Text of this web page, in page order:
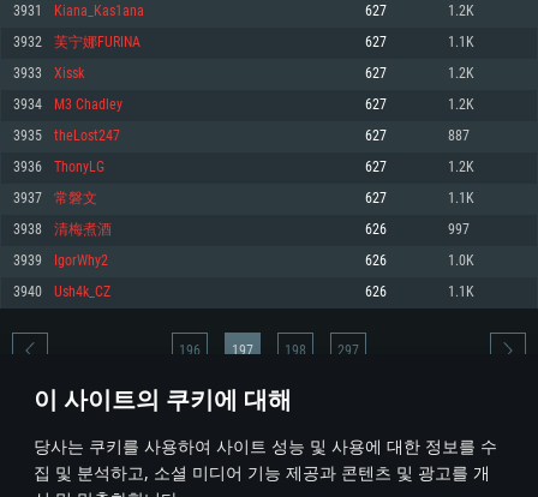
이 사이트의 쿠키에 대해
당사는 쿠키를 사용하여 사이트 성능 및 사용에 대한 정보를 수
집 및 분석하고, 소셜 미디어 기능 제공과 콘텐츠 및 광고를 개
그래픽 카드: DirectX 11 이상을 지원하는 AMD Radeon 77XX / NVIDIA
GeForce GT 660. 최소 사양 해상도: 720p
네트워크: 브로드밴드 인터넷
여유 저장 공간: 22.1 GB (최소 클라이언트)
권장 사양
570 혹은 그 이상
여유 저장 공간: 62.2 GB (전체 클라이언트)
그래픽 카드: Metal 을 지원하는 Intel Iris Pro 5200 (Mac), 혹은 이와 비슷한 성
능을 가지는 Mac 버전의 AMD/Nvidia. 최소 해상도: 720p
네트워크: 브로드밴드 인터넷
여유 저장 공간: 22.1 GB (최소 클라이언트)
권장 사양
네트워크: 브로드밴드 인터넷
여유 저장 공간: 62.2 GB (전체 클라이언트)
그래픽 카드: Vulkan 을 지원하고, 최신 그래픽 드라이버를 지원하는 NVIDIA
660 (6개월 미만) 혹은 그와 동급의 성능을 가지며 최신 그래픽 드라이버를 지
원하는 AMD (6개월 미만; 최소사양 지원 해상도 720p)
네트워크: 브로드밴드 인터넷
여유 저장 공간: 22.1 GB (최소 클라이언트)
권장 사양
운영체제: Ubuntu 20.04 64bit
프로세서: Intel Core i7
메모리: 16 GB
그래픽 카드: Vulkan 을 지원하고, 최신 그래픽 드라이버를 지원하는 NVIDIA
1060 (6개월 미만) 혹은 그와 동급의 성능을 가지며 최신 그래픽 드라이버를
지원하는 AMD RX 570 (6개월 미만; 최소사양 지원 해상도 720p) 이상
여유 저장 공간: 62.2 GB (전체 클라이언트)
3931 Kiana_Kas1ana 627 1.2K
3932 芙宁娜FURINA 627 1.1K
3933 Xissk 627 1.2K
3934 M3 Chadley 627 1.2K
3935 theLost247 627 887
3936 ThonyLG 627 1.2K
3937 常磐文 627 1.1K
3938 清梅煮酒 626 997
3939 IgorWhy2 626 1.0K
3940 Ush4k_CZ 626 1.1K
* 순위표는 매일 1회 갱신됩니다
196 197 198 297